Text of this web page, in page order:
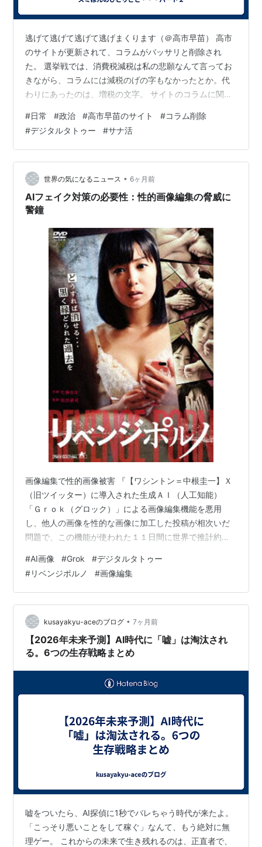
逃げて逃げて逃げて逃げまくります（＠高市早苗） 高市
のサイトが更新されて、コラムがバッサリと削除され
た。 選挙戦では、消費税減税は私の悲願なんて言ってお
きながら、コラムには減税のげの字もなかったとか。代
わりにあったのは、増税の文字。 サイトのコラムに関し
わらずＸ（旧Twitter）では、突っ込まれているけど。
（笑） 中には、スクリーンショットを撮って、それをあ
げている人も。デジタルタトゥーはなかなか消えないか
らねー。 スクリーンショットをあげた人のアカウント、
凍結しちゃうのかな。あの人のことだからやりかねな
い。金にモノを言わせるのか、それとも力…
#日常 #政治 #高市早苗のサイト #コラム削除
#デジタルタトゥー #サナ活
世界の気になるニュース • 6ヶ月前
AIフェイク対策の必要性：性的画像編集の脅威に
警鐘
画像編集で性的画像被害 『【ワシントン＝中根圭一】Ｘ
（旧ツイッター）に導入された生成ＡＩ（人工知能）
「Ｇｒｏｋ（グロック）」による画像編集機能を悪用
し、他人の画像を性的な画像に加工した投稿が相次いだ
問題で、この機能が使われた１１日間に世界で推計約３
営利団体「デジタルヘイト対策センター」が発表した。
約３００万枚のうち約２万３３００枚は、１８歳未満の
児童とみられる人物が写る画像だった。同団体は、グロ
ックに画像編集の機能が追加された後の昨年１２月２９
日から今年１月８日にかけて調査した。１分あたり約１
９０枚の性的画像が世界で作られていた計算になると
い…
#AI画像 #Grok #デジタルタトゥー
#リベンジポルノ #画像編集
kusayakyu-aceのブログ • 7ヶ月前
【2026年未来予測】AI時代に「嘘」は淘汰され
る。6つの生存戦略まとめ
嘘をついたら、AI探偵に1秒でバレちゃう時代が来たよ。
「こっそり悪いことをして稼ぐ」なんて、もう絶対に無
理ゲー。 これからの未来で生き残れるのは、正直者で、